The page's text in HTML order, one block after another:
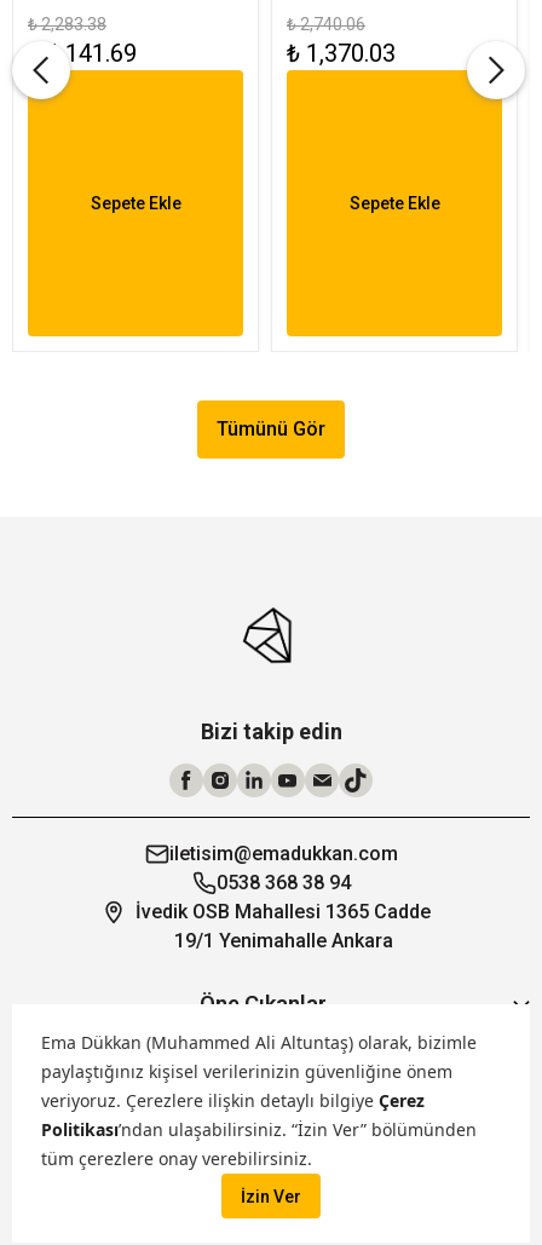
Ema Dükkan (Muhammed Ali Altuntaş) olarak, bizimle
paylaştığınız kişisel verilerinizin güvenliğine önem
veriyoruz. Çerezlere ilişkin detaylı bilgiye Çerez
Politikası’ndan ulaşabilirsiniz. “İzin Ver” bölümünden
tüm çerezlere onay verebilirsiniz.
İzin Ver
Armatür 15W FL-3283
₺ 2,283.38
₺ 1,141.69
Sepete Ekle
Aydınlatma Armatürü FL-
3284
₺ 2,740.06
₺ 1,370.03
Sepete Ekle
Tümünü Gör
Bizi takip edin
iletisim@emadukkan.com
0538 368 38 94
İvedik OSB Mahallesi 1365 Cadde
19/1 Yenimahalle Ankara
Öne Çıkanlar
Hakkımızda
Markalarımız
Satış Kanallarımız